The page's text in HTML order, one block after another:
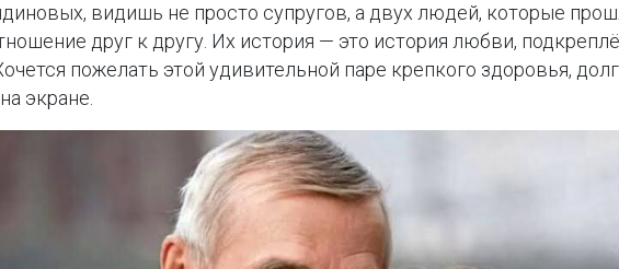
видишь не просто супругов, а двух людей, которые
друг к другу. Их история — это история любви,
пожелать этой удивительной паре крепкого здоровья,
экране.